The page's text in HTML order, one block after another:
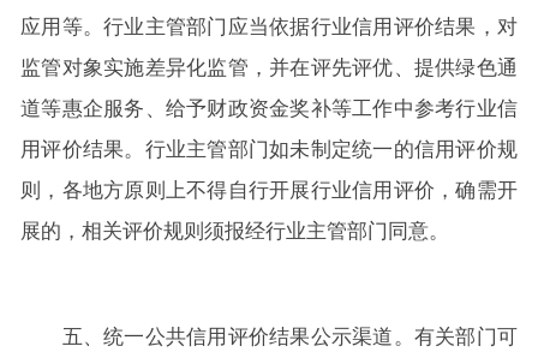
应用等。行业主管部门应当依据行业信用评价结果，对
监管对象实施差异化监管，并在评先评优、提供绿色通
道等惠企服务、给予财政资金奖补等工作中参考行业信
用评价结果。行业主管部门如未制定统一的信用评价规
则，各地方原则上不得自行开展行业信用评价，确需开
展的，相关评价规则须报经行业主管部门同意。
五、统一公共信用评价结果公示渠道。有关部门可